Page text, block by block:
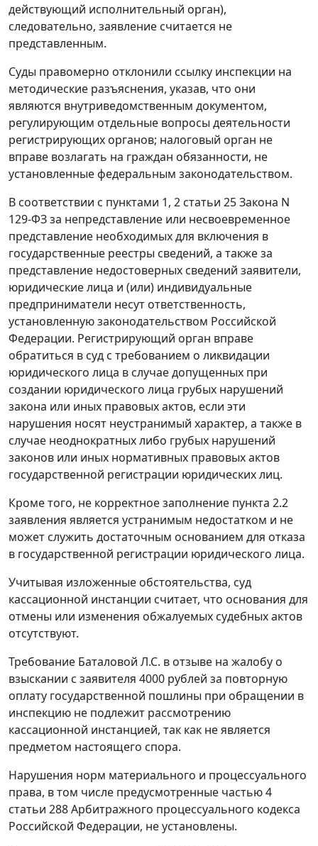
действующий исполнительный орган),
следовательно, заявление считается не
представленным.
Суды правомерно отклонили ссылку инспекции на
методические разъяснения, указав, что они
являются внутриведомственным документом,
регулирующим отдельные вопросы деятельности
регистрирующих органов; налоговый орган не
вправе возлагать на граждан обязанности, не
установленные федеральным законодательством.
В соответствии с пунктами 1, 2 статьи 25 Закона N
129-ФЗ за непредставление или несвоевременное
представление необходимых для включения в
государственные реестры сведений, а также за
представление недостоверных сведений заявители,
юридические лица и (или) индивидуальные
предприниматели несут ответственность,
установленную законодательством Российской
Федерации. Регистрирующий орган вправе
обратиться в суд с требованием о ликвидации
юридического лица в случае допущенных при
создании юридического лица грубых нарушений
закона или иных правовых актов, если эти
нарушения носят неустранимый характер, а также в
случае неоднократных либо грубых нарушений
законов или иных нормативных правовых актов
государственной регистрации юридических лиц.
Кроме того, не корректное заполнение пункта 2.2
заявления является устранимым недостатком и не
может служить достаточным основанием для отказа
в государственной регистрации юридического лица.
Учитывая изложенные обстоятельства, суд
кассационной инстанции считает, что основания для
отмены или изменения обжалуемых судебных актов
отсутствуют.
Требование Баталовой Л.С. в отзыве на жалобу о
взыскании с заявителя 4000 рублей за повторную
оплату государственной пошлины при обращении в
инспекцию не подлежит рассмотрению
кассационной инстанцией, так как не является
предметом настоящего спора.
Нарушения норм материального и процессуального
права, в том числе предусмотренные частью 4
статьи 288 Арбитражного процессуального кодекса
Российской Федерации, не установлены.